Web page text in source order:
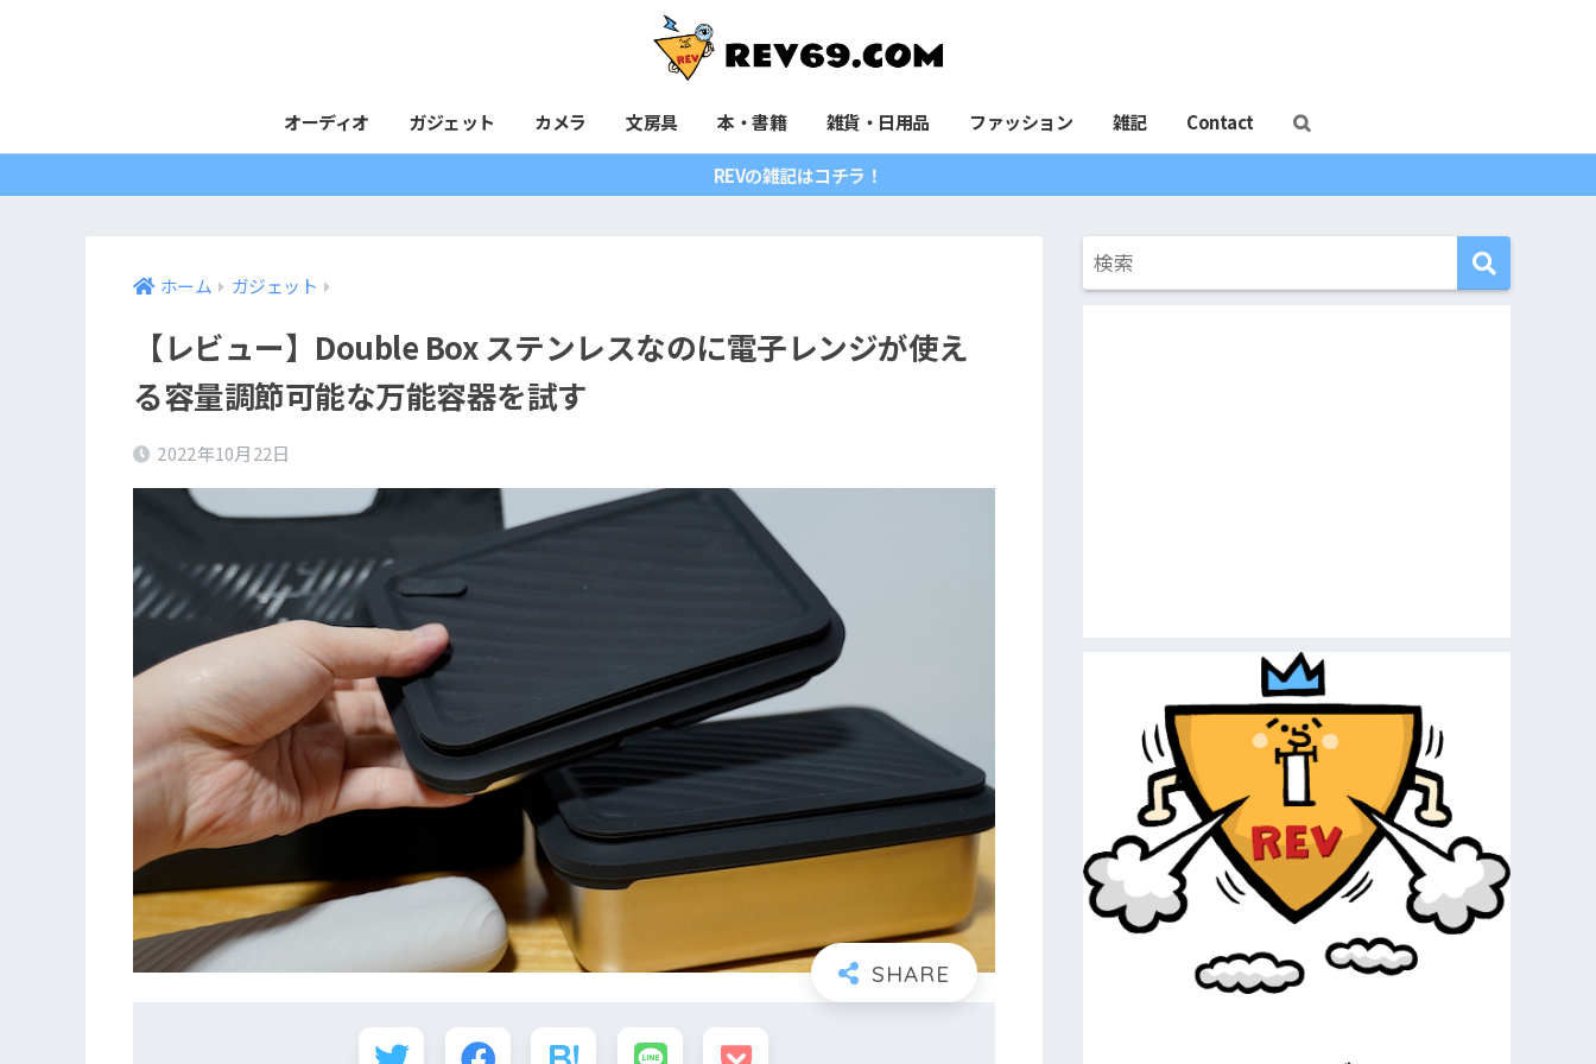
オーディオ ガジェット カメラ 文房具 本・書籍 雑貨・日用品 ファッション 雑記 Contact
REVの雑記はコチラ！
ホーム ガジェット
【レビュー】Double Box ステンレスなのに電子レンジが使え
る容量調節可能な万能容器を試す
2022年10月22日